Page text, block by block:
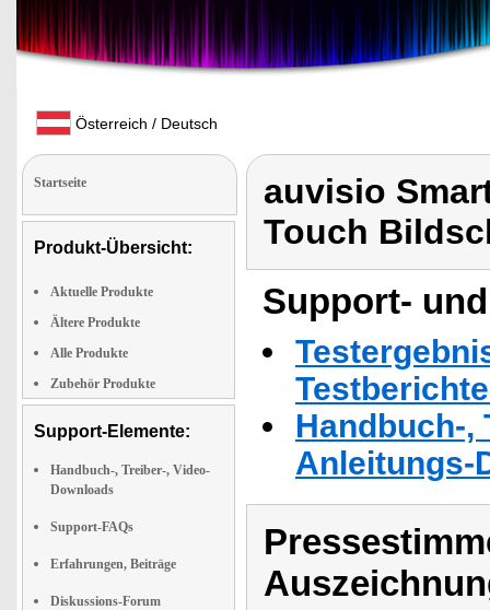
Österreich / Deutsch
Startseite
Produkt-Übersicht:
Aktuelle Produkte
Ältere Produkte
Alle Produkte
Zubehör Produkte
Support-Elemente:
Handbuch-, Treiber-, Video-
Downloads
Support-FAQs
Erfahrungen, Beiträge
Diskussions-Forum
auvisio
Touch
Support-
Handbuch-,
Anleitungs-